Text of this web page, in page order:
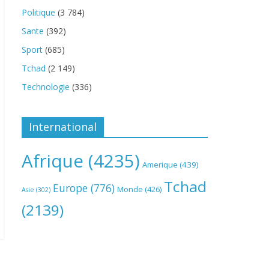
Politique (3 784)
Sante (392)
Sport (685)
Tchad (2 149)
Technologie (336)
International
Afrique (4235) Amerique (439)
Asie (302) Europe (776) Monde (426) Tchad
(2139)